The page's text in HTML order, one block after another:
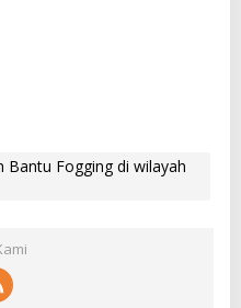
Bantu Fogging di wilayah